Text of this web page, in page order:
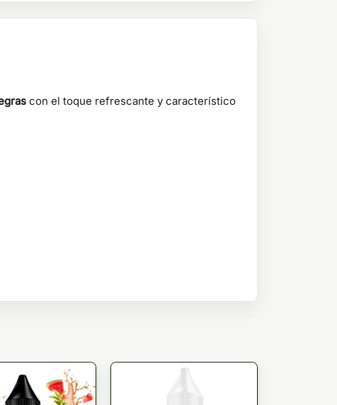
con el toque refrescante y característico